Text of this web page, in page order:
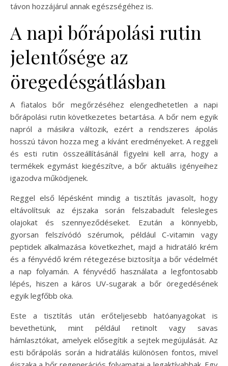
távon hozzájárul annak egészségéhez is.
A napi bőrápolási rutin
jelentősége az
öregedésgátlásban
A fiatalos bőr megőrzéséhez elengedhetetlen a napi
bőrápolási rutin következetes betartása. A bőr nem egyik
napról a másikra változik, ezért a rendszeres ápolás
hosszú távon hozza meg a kívánt eredményeket. A reggeli
és esti rutin összeállításánál figyelni kell arra, hogy a
termékek egymást kiegészítve, a bőr aktuális igényeihez
igazodva működjenek.
Reggel első lépésként mindig a tisztítás javasolt, hogy
eltávolítsuk az éjszaka során felszabadult felesleges
olajokat és szennyeződéseket. Ezután a könnyebb,
gyorsan felszívódó szérumok, például C-vitamin vagy
peptidek alkalmazása következhet, majd a hidratáló krém
és a fényvédő krém rétegezése biztosítja a bőr védelmét
a nap folyamán. A fényvédő használata a legfontosabb
lépés, hiszen a káros UV-sugarak a bőr öregedésének
egyik legfőbb oka.
Este a tisztítás után erőteljesebb hatóanyagokat is
bevethetünk, mint például retinolt vagy savas
hámlasztókat, amelyek elősegítik a sejtek megújulását. Az
esti bőrápolás során a hidratálás különösen fontos, mivel